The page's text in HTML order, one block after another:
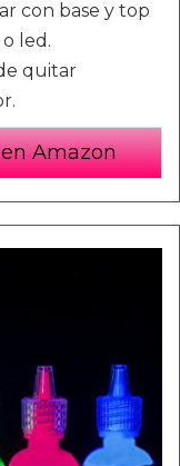
con base y top
led.
quitar
Amazon